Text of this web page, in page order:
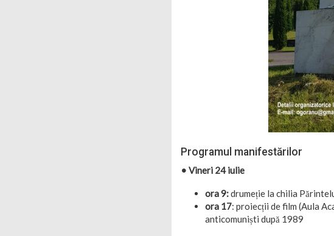
Programul manifestărilor
• Vineri 24 iulie
ora 9:drumeție la chilia
ora 17: proiecții de film (Aula
anticomuniști după 1989